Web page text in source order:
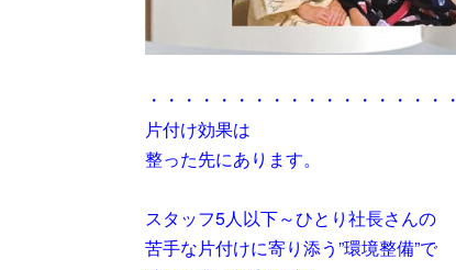
・・・・・・・・・・・・・・・・・・
片付け効果は
整った先にあります。
スタッフ5人以下～ひとり社長さんの
苦手な片付けに寄り添う”環境整備”で